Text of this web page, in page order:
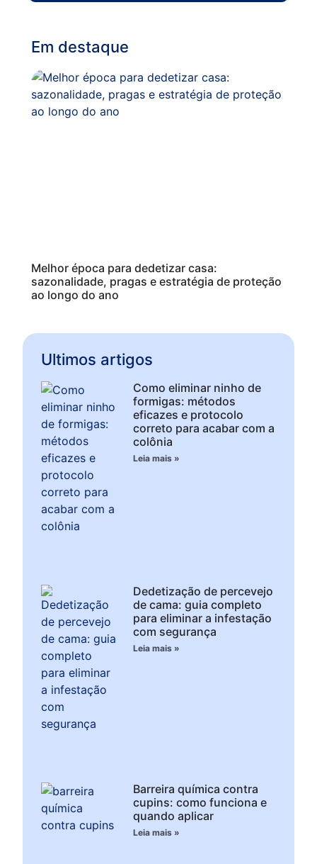
Em destaque
Melhor época para dedetizar casa:
sazonalidade, pragas e estratégia de proteção
ao longo do ano
Ultimos artigos
Como eliminar ninho de
formigas: métodos
eficazes e protocolo
correto para acabar com a
colônia
Leia mais »
Dedetização de percevejo
de cama: guia completo
para eliminar a infestação
com segurança
Leia mais »
Barreira química contra
cupins: como funciona e
quando aplicar
Leia mais »